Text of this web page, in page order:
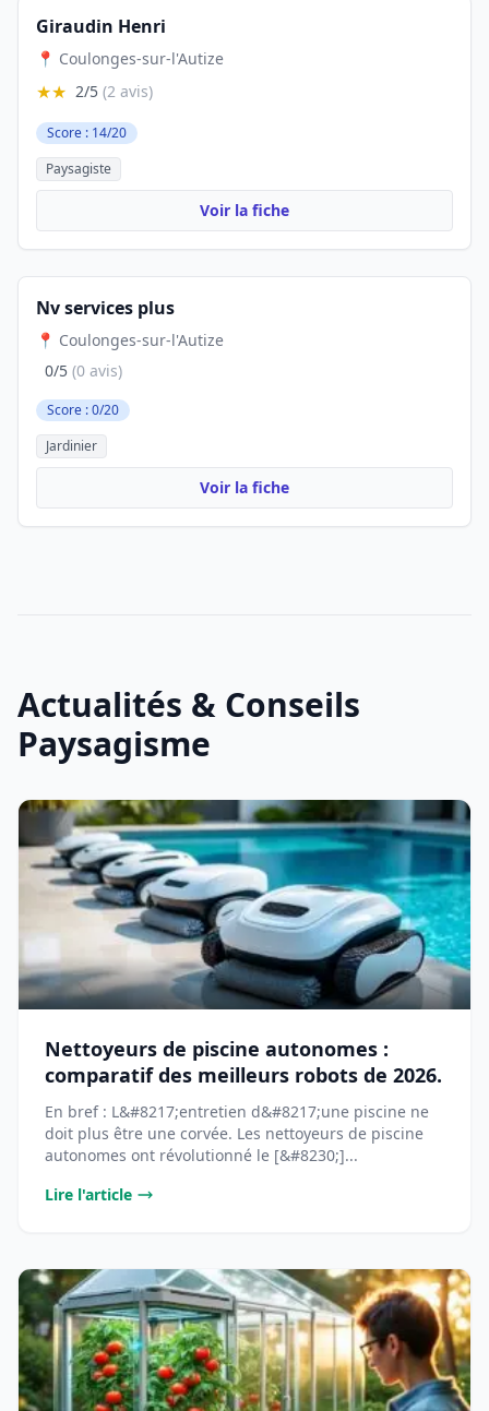
Giraudin Henri
📍 Coulonges-sur-l'Autize
★★ 2/5 (2 avis)
Score : 14/20
Paysagiste
Voir la fiche
Nv services plus
📍 Coulonges-sur-l'Autize
0/5 (0 avis)
Score : 0/20
Jardinier
Voir la fiche
Actualités & Conseils
Paysagisme
Nettoyeurs de piscine autonomes :
comparatif des meilleurs robots de 2026.
En bref : L&#8217;entretien d&#8217;une piscine ne
doit plus être une corvée. Les nettoyeurs de piscine
autonomes ont révolutionné le [&#8230;]...
Lire l'article